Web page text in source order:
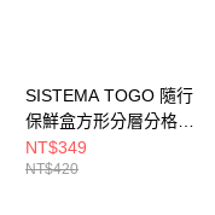
SISTEMA TOGO 隨行
保鮮盒方形分層分格
1.15L
NT$349
NT$420